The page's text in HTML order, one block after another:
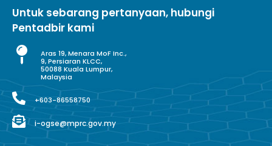
Untuk sebarang pertanyaan, hubungi
Pentadbir kami
Aras 19, Menara MoF Inc.,
9, Persiaran KLCC,
50088 Kuala Lumpur,
Malaysia
+603-86558750
i-ogse@mprc.gov.my